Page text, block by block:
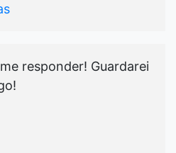
responder! Guardarei